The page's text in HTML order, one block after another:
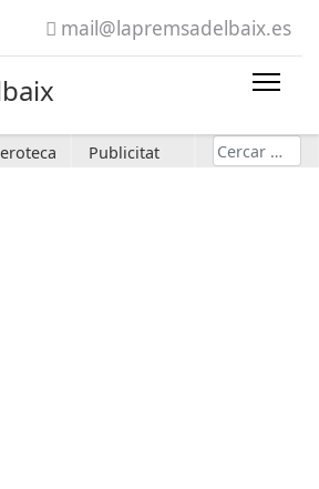
mail@lapremsadelbaix.es
Publicitat Cerca